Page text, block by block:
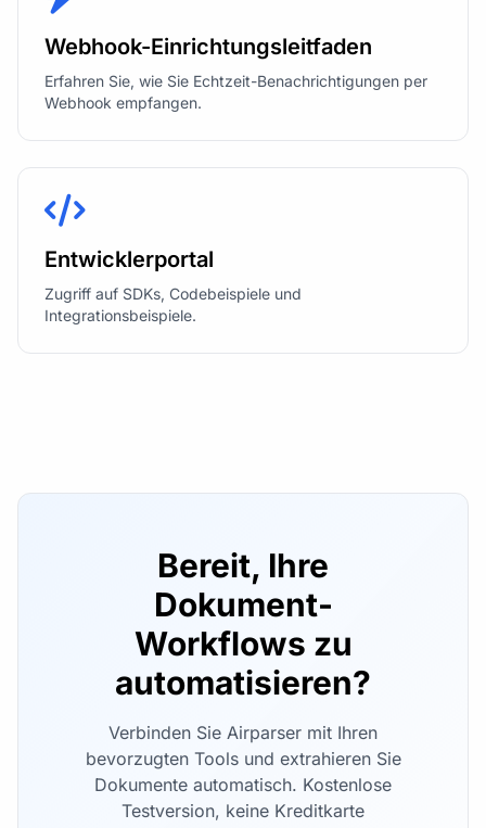
Webhook-Einrichtungsleitfaden
Erfahren Sie, wie Sie Echtzeit-Benachrichtigungen per
Webhook empfangen.
Entwicklerportal
Zugriff auf SDKs, Codebeispiele und
Integrationsbeispiele.
Bereit, Ihre
Dokument-
Workflows zu
automatisieren?
Verbinden Sie Airparser mit Ihren
bevorzugten Tools und extrahieren Sie
Dokumente automatisch. Kostenlose
Testversion, keine Kreditkarte